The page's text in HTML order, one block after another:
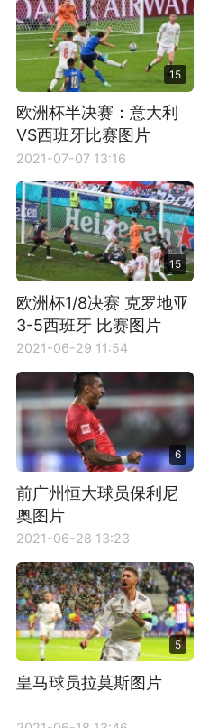
15
欧洲杯半决赛：意大利
VS西班牙比赛图片
2021-07-07 13:16
15
欧洲杯1/8决赛 克罗地亚
3-5西班牙 比赛图片
2021-06-29 11:54
6
前广州恒大球员保利尼
奥图片
2021-06-28 13:23
5
皇马球员拉莫斯图片